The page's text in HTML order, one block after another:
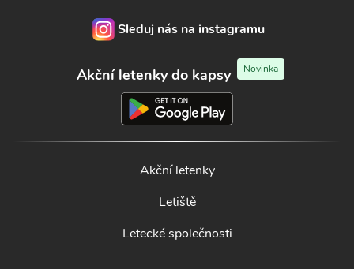
Sleduj nás na instagramu
Akční letenky do kapsy Novinka
Akční letenky
Letiště
Letecké společnosti